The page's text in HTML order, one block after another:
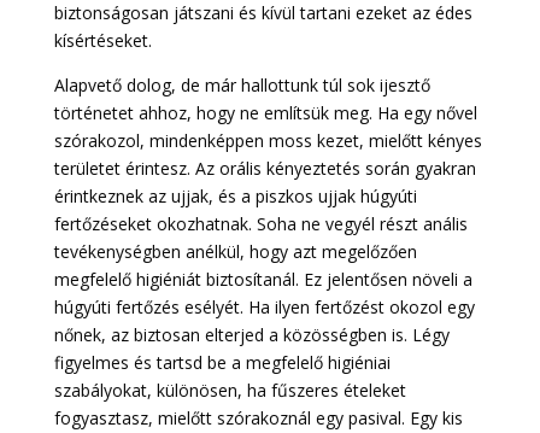
biztonságosan játszani és kívül tartani ezeket az édes
kísértéseket.
Alapvető dolog, de már hallottunk túl sok ijesztő
történetet ahhoz, hogy ne említsük meg. Ha egy nővel
szórakozol, mindenképpen moss kezet, mielőtt kényes
területet érintesz. Az orális kényeztetés során gyakran
érintkeznek az ujjak, és a piszkos ujjak húgyúti
fertőzéseket okozhatnak. Soha ne vegyél részt anális
tevékenységben anélkül, hogy azt megelőzően
megfelelő higiéniát biztosítanál. Ez jelentősen növeli a
húgyúti fertőzés esélyét. Ha ilyen fertőzést okozol egy
nőnek, az biztosan elterjed a közösségben is. Légy
figyelmes és tartsd be a megfelelő higiéniai
szabályokat, különösen, ha fűszeres ételeket
fogyasztasz, mielőtt szórakoznál egy pasival. Egy kis